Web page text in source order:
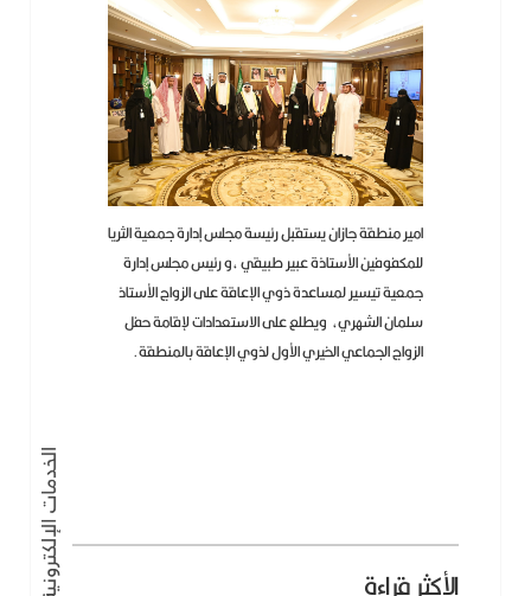
امير منطقة جازان يستقبل رئيسة مجلس إدارة جمعية الثريا
للمكفوفين الأستاذة عبير طبيقي ،و رئيس مجلس إدارة
جمعية تيسير لمساعدة ذوي الإعاقة على الزواج الأستاذ
سلمان الشهري، ويطلع على الاستعدادات لإقامة حفل
الزواج الجماعي الخيري الأول لذوي الإعاقة بالمنطقة.
الأكثر قراءة